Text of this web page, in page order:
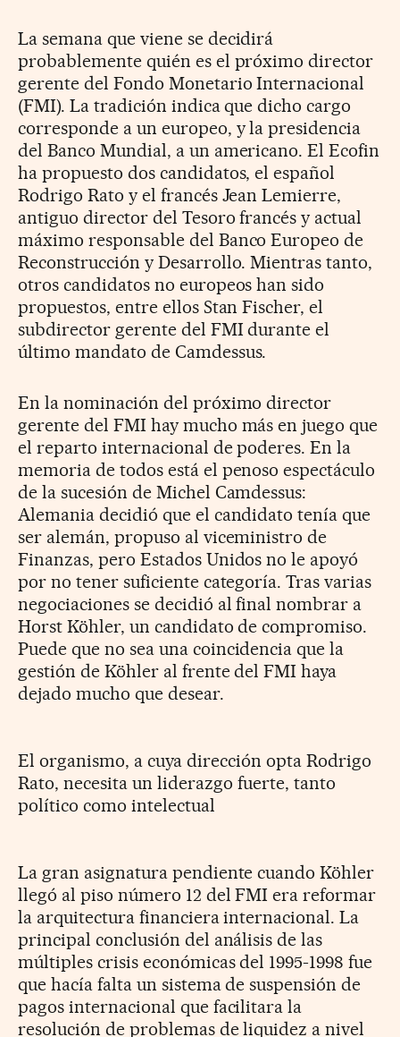
La semana que viene se decidirá
probablemente quién es el próximo director
gerente del Fondo Monetario Internacional
(FMI). La tradición indica que dicho cargo
corresponde a un europeo, y la presidencia
del Banco Mundial, a un americano. El Ecofin
ha propuesto dos candidatos, el español
Rodrigo Rato y el francés Jean Lemierre,
antiguo director del Tesoro francés y actual
máximo responsable del Banco Europeo de
Reconstrucción y Desarrollo. Mientras tanto,
otros candidatos no europeos han sido
propuestos, entre ellos Stan Fischer, el
subdirector gerente del FMI durante el
último mandato de Camdessus.
En la nominación del próximo director
gerente del FMI hay mucho más en juego que
el reparto internacional de poderes. En la
memoria de todos está el penoso espectáculo
de la sucesión de Michel Camdessus:
Alemania decidió que el candidato tenía que
ser alemán, propuso al viceministro de
Finanzas, pero Estados Unidos no le apoyó
por no tener suficiente categoría. Tras varias
negociaciones se decidió al final nombrar a
Horst Köhler, un candidato de compromiso.
Puede que no sea una coincidencia que la
gestión de Köhler al frente del FMI haya
dejado mucho que desear.
El organismo, a cuya dirección opta Rodrigo
Rato, necesita un liderazgo fuerte, tanto
político como intelectual
La gran asignatura pendiente cuando Köhler
llegó al piso número 12 del FMI era reformar
la arquitectura financiera internacional. La
principal conclusión del análisis de las
múltiples crisis económicas del 1995-1998 fue
que hacía falta un sistema de suspensión de
pagos internacional que facilitara la
resolución de problemas de liquidez a nivel